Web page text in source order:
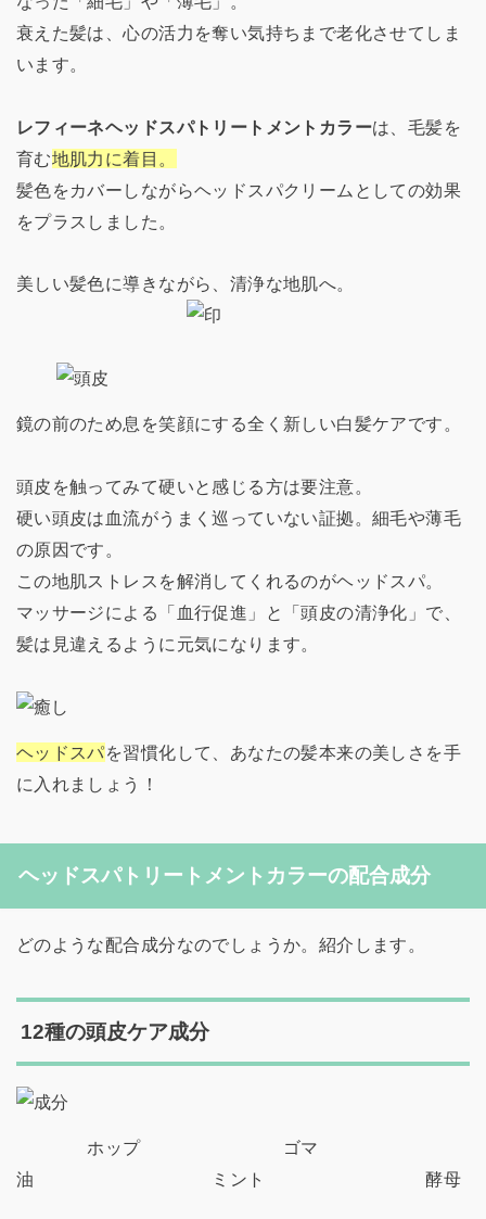
衰えた髪は、心の活力を奪い気持ちまで老化させてしま
います。
レフィーネヘッドスパトリートメントカラーは、毛髪を
育む地肌力に着目。
髪色をカバーしながらヘッドスパクリームとしての効果
をプラスしました。
美しい髪色に導きながら、清浄な地肌へ。
鏡の前のため息を笑顔にする全く新しい白髪ケアです。
頭皮を触ってみて硬いと感じる方は要注意。
硬い頭皮は血流がうまく巡っていない証拠。細毛や薄毛
の原因です。
この地肌ストレスを解消してくれるのがヘッドスパ。
マッサージによる「血行促進」と「頭皮の清浄化」で、
髪は見違えるように元気になります。
ヘッドスパを習慣化して、あなたの髪本来の美しさを手
に入れましょう！
ヘッドスパトリートメントカラーの配合成分
どのような配合成分なのでしょうか。紹介します。
12種の頭皮ケア成分
ホップ ゴマ
油 ミント 酵母